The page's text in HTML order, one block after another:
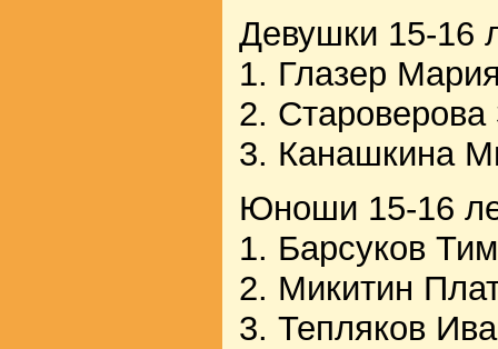
Девушки 15-16
1. Глазер
2. Староверова
3. Канашкина
Юноши 15-16
1. Барсуков
2. Микитин
3. Тепляков